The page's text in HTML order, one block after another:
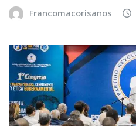
Francomacorisanos